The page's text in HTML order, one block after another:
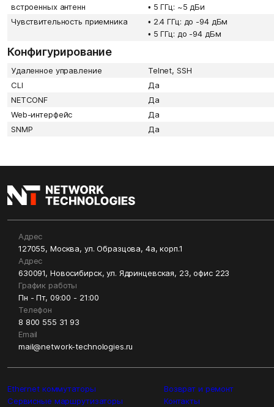
встроенных антенн
• 5 ГГц: ~5 дБи
Чувствительность приемника
• 2.4 ГГц: до -94 дБм
• 5 ГГц: до -94 дБм
Конфигурирование
Удаленное управление
Telnet, SSH
CLI
Да
NETCONF
Да
Web-интерфейс
Да
SNMP
Да
Адрес
127055, Москва, ул. Образцова, 4а, корп.1
Адрес
630091, Новосибирск, ул. Ядринцевская, 23, офис 223
График работы
Пн - Пт, 09:00 - 21:00
Телефон
8 800 555 31 93
Email
mail@network-technologies.ru
Ethernet коммутаторы
Сервисные маршрутизаторы
Возврат и ремонт
Контакты